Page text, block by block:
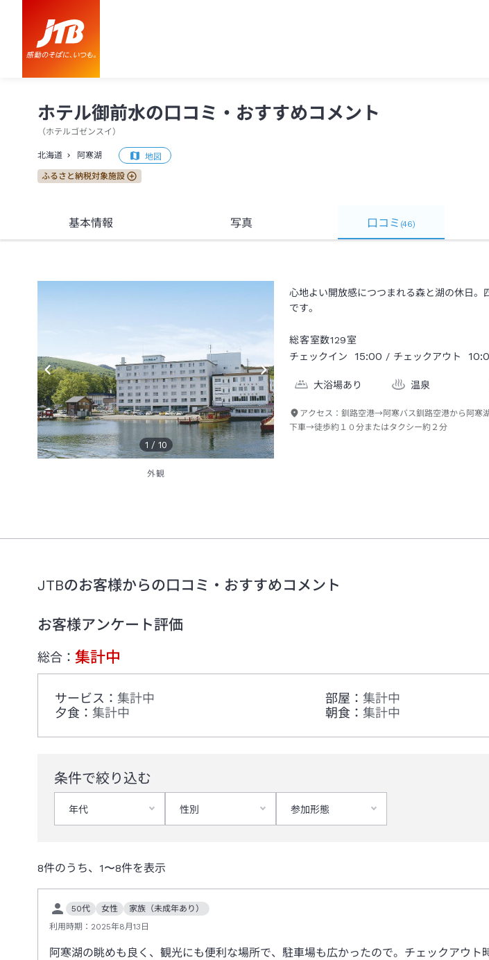
ホテル御前水の口コミ・おすすめコメント
（ホテルゴゼンスイ ）
北海道 阿寒湖 地図
ふるさと納税対象施設
基本情報 写真 口コミ (46)
1 / 10
外観
心地よい開放感につつまれる森と湖の休日
です。
総客室数129室
チェックイン
15:00 / チェックアウト
大浴場あり 温泉
アクセス：釧路空港→阿寒バス釧路空港から阿寒
下車→徒歩約１０分またはタクシー約２分
JTBのお客様からの口コミ・おすすめコメント
お客様アンケート評価
総合： 集計中
サービス ： 集計中 部屋 ： 集計中
夕食 ： 集計中 朝食 ： 集計中
条件で絞り込む
年代 性別 参加形態
8件のうち、 1〜8件を表示
50代 女性
家族（未成年あり）
利用時期： 2025年8月13日
阿寒湖の眺めも良く、観光にも便利な場所で、駐車場も広かったので。チェックアウ